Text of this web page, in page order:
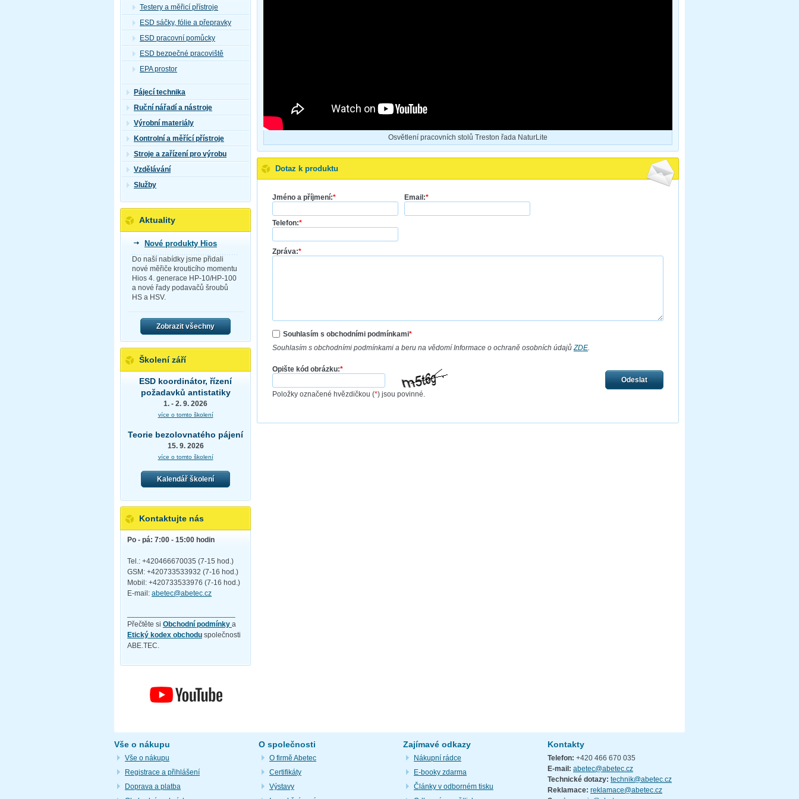
Osvětlení pracovních stolů Treston řada NaturLite
Dotaz k produktu
Jméno a příjmení:* Email:*
Telefon:*
Zpráva:*
Souhlasím s obchodními podmínkami*
Souhlasím s obchodními podmínkami a beru na vědomí Informace o ochraně osobních údajůZDE.
Opište kód obrázku:*
Položky označené hvězdičkou (*) jsou povinné.
Odeslat
Testery a měřicí přístroje
ESD sáčky, fólie a přepravky
ESD pracovní pomůcky
ESD bezpečné pracoviště
EPA prostor
Pájecí technika
Ruční nářadí a nástroje
Výrobní materiály
Kontrolní a měřící přístroje
Stroje a zařízení pro výrobu
Vzdělávání
Služby
Aktuality
Nové produkty Hios
Do naší nabídky jsme přidali
nové měřiče krouticího momentu
Hios 4. generace HP-10/HP-100
a nové řady podavačů šroubů
HS a HSV.
Zobrazit všechny
Školení září
ESD koordinátor, řízení
požadavků antistatiky
1. - 2. 9. 2026
více o tomto školení
Teorie bezolovnatého pájení
15. 9. 2026
více o tomto školení
Kalendář školení
Kontaktujte nás
Po - pá: 7:00 - 15:00 hodin
Tel.: +420466670035 (7-15 hod.)
GSM: +420733533932 (7-16 hod.)
Mobil: +420733533976 (7-16 hod.)
E-mail: abetec@abetec.cz
Přečtěte si Obchodní podmínky a
Etický kodex obchodu společnosti
ABE.TEC.
Vše o nákupu
Vše o nákupu
Registrace a přihlášení
Doprava a platba
O společnosti
O firmě Abetec
Certifikáty
Výstavy
Zajímavé odkazy
Nákupní rádce
E-booky zdarma
Články v odborném tisku
Kontakty
Telefon: +420 466 670 035
E-mail: abetec@abetec.cz
Technické dotazy: technik@abetec.cz
Reklamace: reklamace@abetec.cz